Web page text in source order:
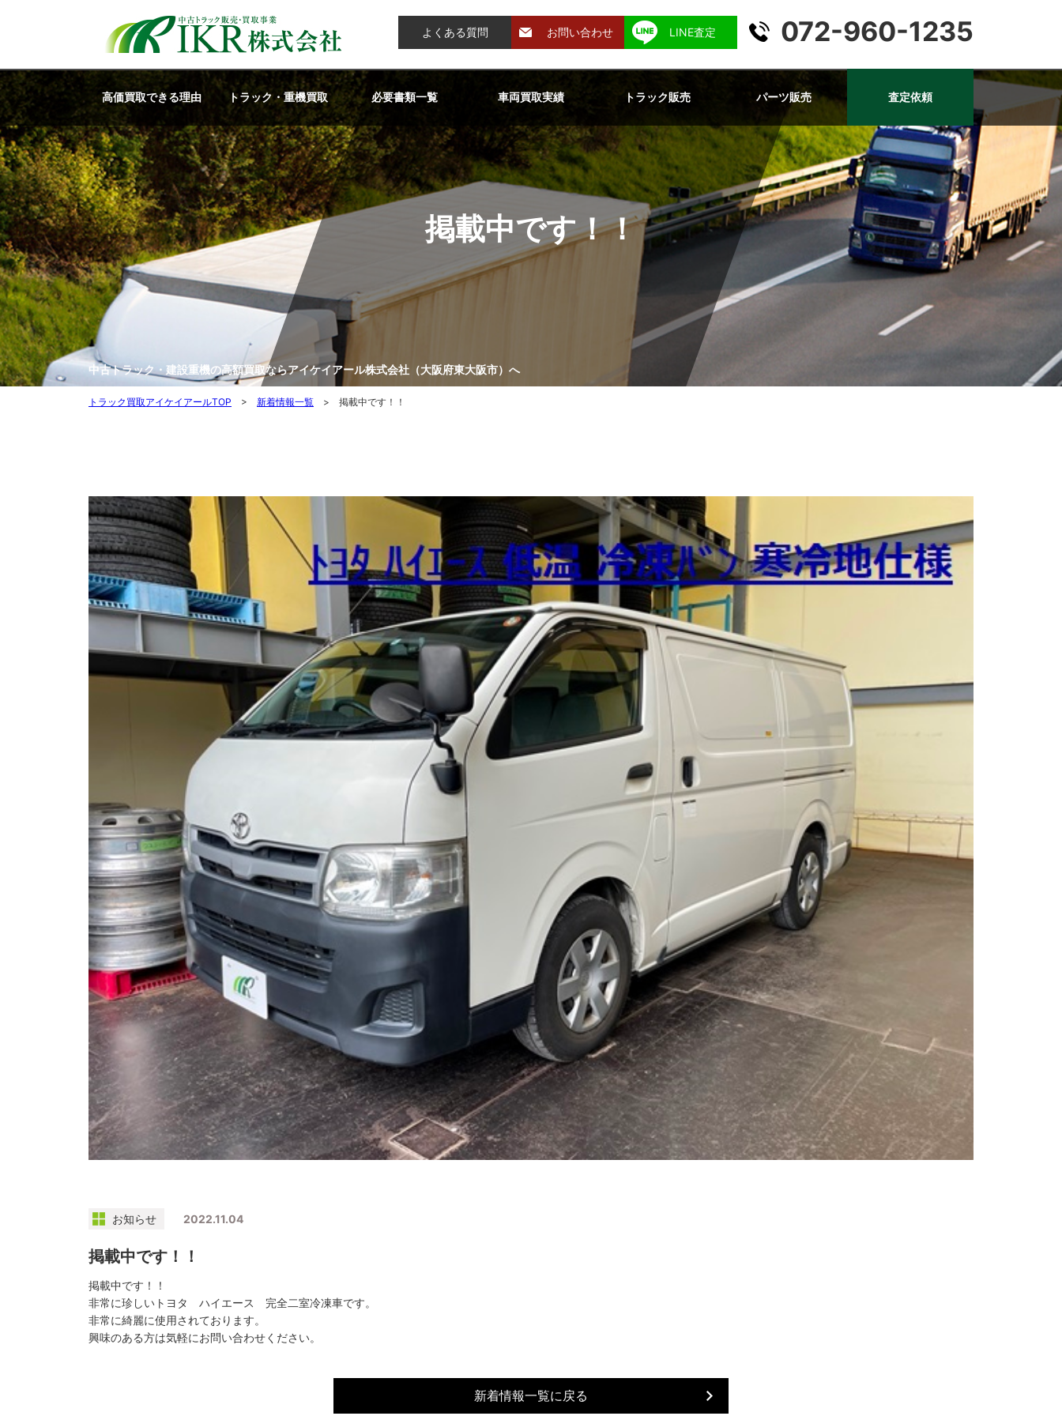
よくある質問 お問い合わせ LINE査定 072-960-1235
高価買取できる理由 トラック・重機買取 必要書類一覧 車両買取実績 トラック販売 パーツ販売 査定依頼
掲載中です！！
中古トラック・建設重機の高額買取ならアイケイアール株式会社（大阪府東大阪市）へ
トラック買取アイケイアールTOP > 新着情報一覧 > 掲載中です！！
お知らせ 2022.11.04
掲載中です！！
掲載中です！！
非常に珍しいトヨタ ハイエース 完全二室冷凍車です。
非常に綺麗に使用されております。
興味のある方は気軽にお問い合わせください。
新着情報一覧に戻る